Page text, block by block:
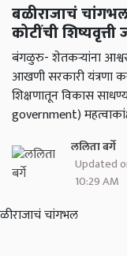
बळीराजाचं
कोटींची शिष्यवृत्ती
बंगळुरु- शेतकऱ्यांना
आखणी सरकारी यंत्रणा
शिक्षणातून विकास
government)
ललिता बर्गे
Updated
10:29 AM